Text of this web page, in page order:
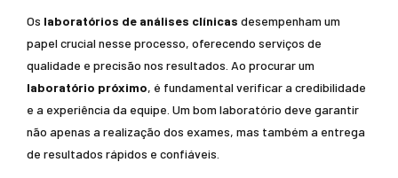
Os laboratórios de análises clínicas desempenham um
papel crucial nesse processo, oferecendo serviços de
qualidade e precisão nos resultados. Ao procurar um
laboratório próximo, é fundamental verificar a credibilidade
e a experiência da equipe. Um bom laboratório deve garantir
não apenas a realização dos exames, mas também a entrega
de resultados rápidos e confiáveis.